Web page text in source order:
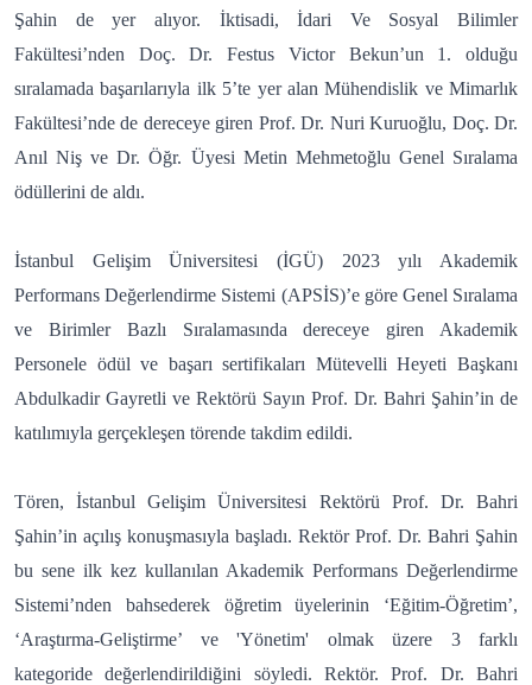
Şahin de yer alıyor. İktisadi, İdari Ve Sosyal Bilimler
Fakültesi’nden Doç. Dr. Festus Victor Bekun’un 1. olduğu
sıralamada başarılarıyla ilk 5’te yer alan Mühendislik ve Mimarlık
Fakültesi’nde de dereceye giren Prof. Dr. Nuri Kuruoğlu, Doç. Dr.
Anıl Niş ve Dr. Öğr. Üyesi Metin Mehmetoğlu Genel Sıralama
ödüllerini de aldı.
İstanbul Gelişim Üniversitesi (İGÜ) 2023 yılı Akademik
Performans Değerlendirme Sistemi (APSİS)’e göre Genel Sıralama
ve Birimler Bazlı Sıralamasında dereceye giren Akademik
Personele ödül ve başarı sertifikaları Mütevelli Heyeti Başkanı
Abdulkadir Gayretli ve Rektörü Sayın Prof. Dr. Bahri Şahin’in de
katılımıyla gerçekleşen törende takdim edildi.
Tören, İstanbul Gelişim Üniversitesi Rektörü Prof. Dr. Bahri
Şahin’in açılış konuşmasıyla başladı. Rektör Prof. Dr. Bahri Şahin
bu sene ilk kez kullanılan Akademik Performans Değerlendirme
Sistemi’nden bahsederek öğretim üyelerinin ‘Eğitim-Öğretim’,
‘Araştırma-Geliştirme’ ve 'Yönetim' olmak üzere 3 farklı
kategoride değerlendirildiğini söyledi. Rektör. Prof. Dr. Bahri